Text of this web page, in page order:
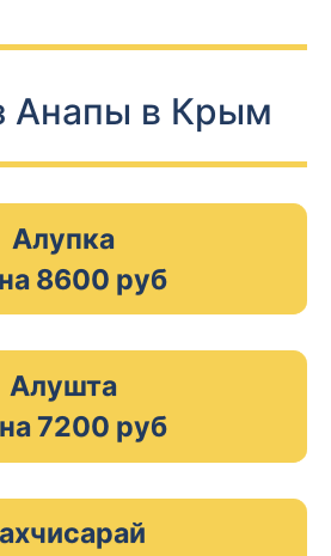
Анапы в Крым
Алупка
8600 руб
Алушта
7200 руб